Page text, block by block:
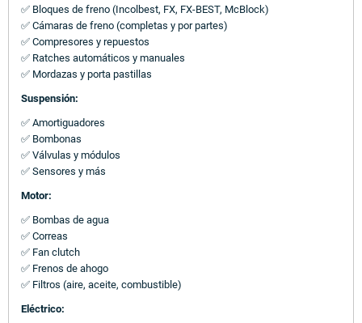
✅ Bloques de freno (Incolbest, FX, FX-BEST, McBlock)
✅ Cámaras de freno (completas y por partes)
✅ Compresores y repuestos
✅ Ratches automáticos y manuales
✅ Mordazas y porta pastillas
Suspensión:
✅ Amortiguadores
✅ Bombonas
✅ Válvulas y módulos
✅ Sensores y más
Motor:
✅ Bombas de agua
✅ Correas
✅ Fan clutch
✅ Frenos de ahogo
✅ Filtros (aire, aceite, combustible)
Eléctrico: